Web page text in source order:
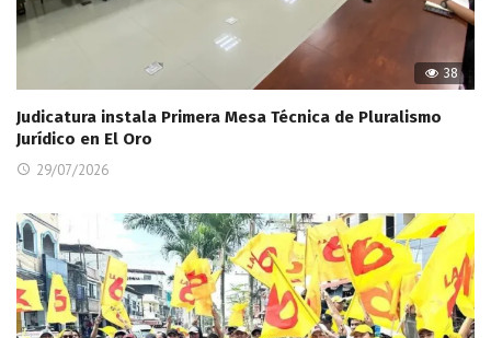
38
Judicatura instala Primera Mesa Técnica de Pluralismo
Jurídico en El Oro
29/07/2026